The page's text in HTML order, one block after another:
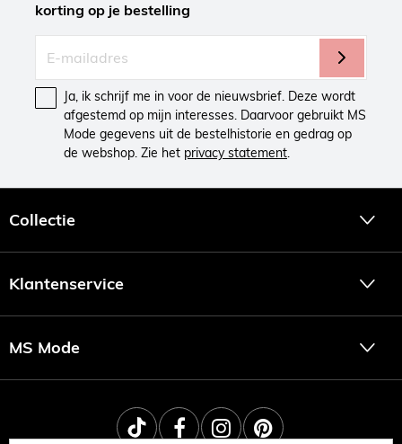
korting op je bestelling
Ja, ik schrijf me in voor de nieuwsbrief. Deze wordt
afgestemd op mijn interesses. Daarvoor gebruikt MS
Mode gegevens uit de bestelhistorie en gedrag op
de webshop. Zie het privacy statement.
Collectie
Klantenservice
MS Mode